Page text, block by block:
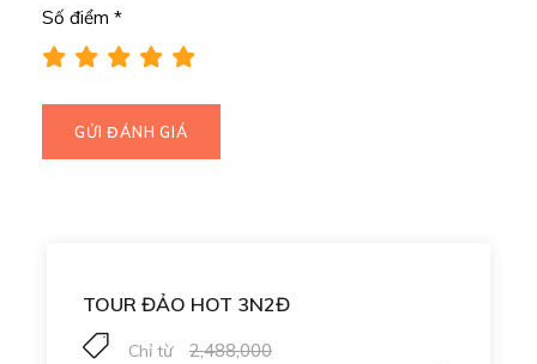
TOUR ĐẢO HOT 3N2Đ
Chỉ từ 2,488,000
Số điểm *